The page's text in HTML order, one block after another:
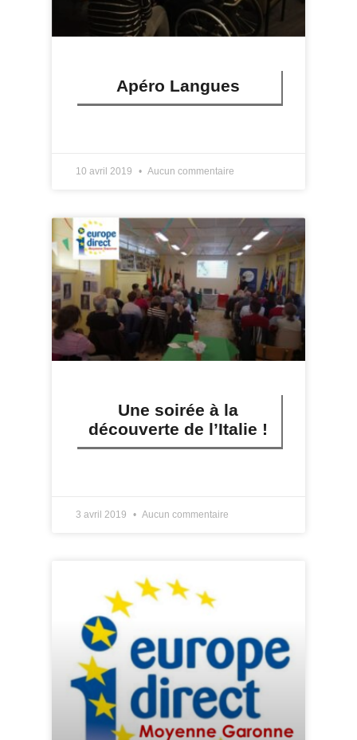
Apéro Langues
10 avril 2019 Aucun commentaire
Une soirée à la
découverte de l’Italie !
3 avril 2019 Aucun commentaire